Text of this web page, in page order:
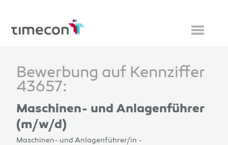
Bewerbung auf Kennziffer
43657:
Maschinen- und Anlagenführer
(m/w/d)
Maschinen- und Anlagenführer/in -